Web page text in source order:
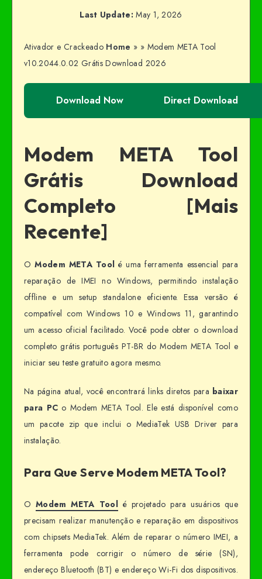
Last Update: May 1, 2026
Ativador e Crackeado Home » » Modem META Tool
v10.2044.0.02 Grátis Download 2026
Download Now Direct Download
Modem META Tool
Grátis Download
Completo [Mais
Recente]
OModem META Tool é uma ferramenta essencial para
reparação de IMEI no Windows, permitindo instalação
offline e um setup standalone eficiente. Essa versão é
compatível com Windows 10 e Windows 11, garantindo
um acesso oficial facilitado. Você pode obter o download
completo grátis português PT-BR do Modem META Tool e
iniciar seu teste gratuito agora mesmo.
Na página atual, você encontrará links diretos para baixar
para PC o Modem META Tool. Ele está disponível como
um pacote zip que inclui o MediaTek USB Driver para
instalação.
Para Que Serve Modem META Tool?
OModem META Toolé projetado para usuários que
precisam realizar manutenção e reparação em dispositivos
com chipsets MediaTek. Além de reparar o número IMEI, a
ferramenta pode corrigir o número de série (SN),
endereço Bluetooth (BT) e endereço Wi-Fi dos dispositivos.